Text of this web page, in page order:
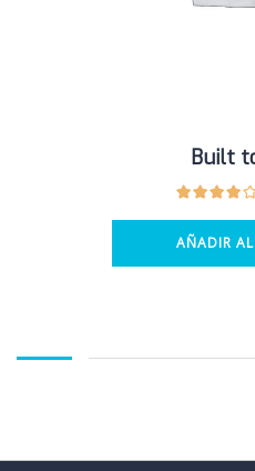
Built
AÑADIR